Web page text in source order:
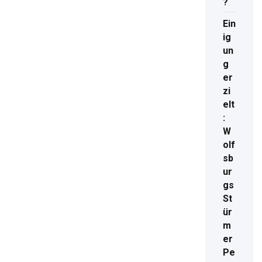
Ein
ig
un
g
er
zi
elt
:
W
olf
sb
ur
gs
St
ür
m
er
Pe